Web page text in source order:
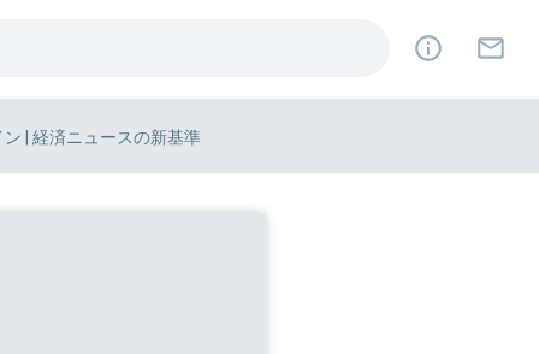
| 経済ニュースの新基準